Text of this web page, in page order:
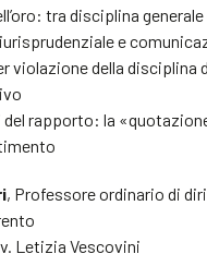
tra disciplina
e
violazione della disciplina
del rapporto: la
, Professore ordinario di
Letizia Vescovini